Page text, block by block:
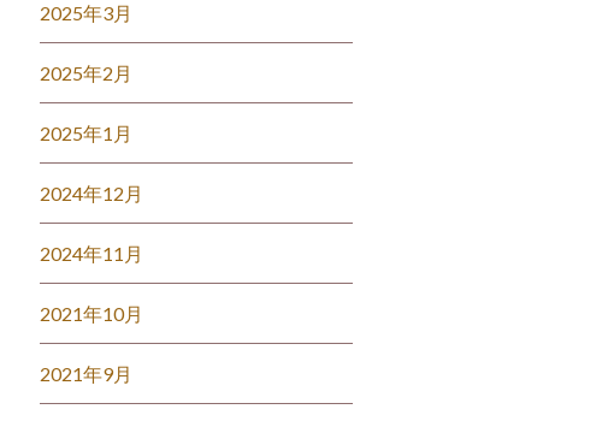
2025年3月
2025年2月
2025年1月
2024年12月
2024年11月
2021年10月
2021年9月